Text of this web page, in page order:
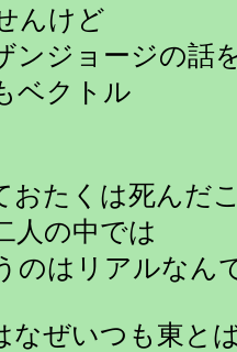
んけど
ンジョージの話
ベクトル
おたくは死んだ
人の中では
のはリアルなん
なぜいつも東と